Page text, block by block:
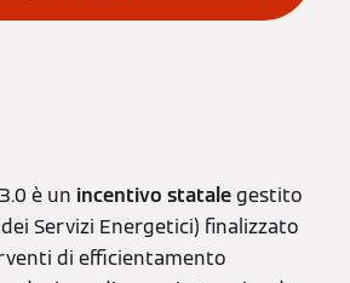
è un incentivo statalegestito
dei Servizi Energetici) finalizzato
di efficientamento